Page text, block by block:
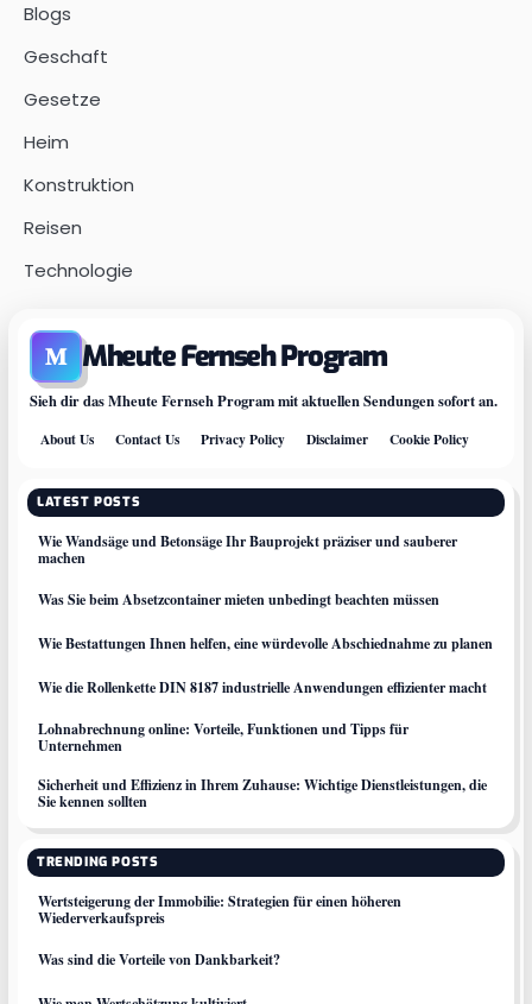
Blogs
Geschaft
Gesetze
Heim
Konstruktion
Reisen
Technologie
M Mheute Fernseh Program
Sieh dir das Mheute Fernseh Program mit aktuellen Sendungen sofort an.
About Us Contact Us Privacy Policy Disclaimer Cookie Policy
LATEST POSTS
Wie Wandsäge und Betonsäge Ihr Bauprojekt präziser und sauberer
machen
Was Sie beim Absetzcontainer mieten unbedingt beachten müssen
Wie Bestattungen Ihnen helfen, eine würdevolle Abschiednahme zu planen
Wie die Rollenkette DIN 8187 industrielle Anwendungen effizienter macht
Lohnabrechnung online: Vorteile, Funktionen und Tipps für
Unternehmen
Sicherheit und Effizienz in Ihrem Zuhause: Wichtige Dienstleistungen, die
Sie kennen sollten
TRENDING POSTS
Wertsteigerung der Immobilie: Strategien für einen höheren
Wiederverkaufspreis
Was sind die Vorteile von Dankbarkeit?